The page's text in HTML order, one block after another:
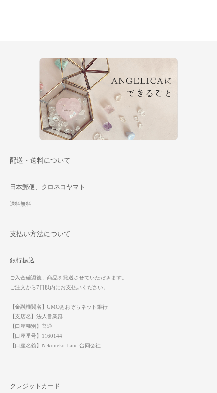
配送・送料について
日本郵便、クロネコヤマト
送料無料
支払い方法について
銀行振込
ご入金確認後、商品を発送させていただきます。
ご注文から7日以内にお支払いください。
【金融機関名】GMOあおぞらネット銀行
【支店名】法人営業部
【口座種別】普通
【口座番号】1160144
【口座名義】Nekoneko Land 合同会社
クレジットカード